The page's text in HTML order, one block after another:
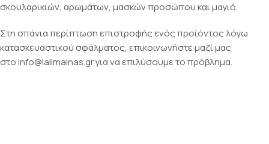
σκουλαρικιών, αρωμάτων, μασκών προσώπου και μαγιό.
Στη σπάνια περίπτωση επιστροφής ενός προϊόντος λόγω
κατασκευαστικού σφάλματος, επικοινωνήστε μαζί μας
στοinfo@lalimainas.grγια να επιλύσουμε το πρόβλημα.